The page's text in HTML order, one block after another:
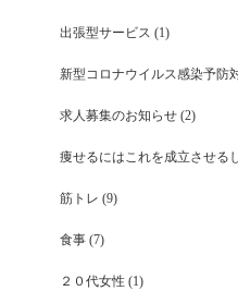
出張型サービス (1)
新型コロナウイルス感染予防
求人募集のお知らせ (2)
痩せるにはこれを成立させる
筋トレ (9)
食事 (7)
２０代女性 (1)